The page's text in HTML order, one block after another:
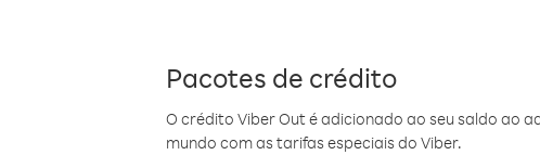
Pacotes de crédito
O crédito Viber Out é adicionado ao seu saldo ao
mundo com as tarifas especiais do Viber.